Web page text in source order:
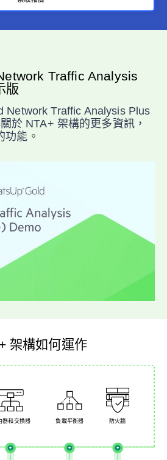
Traffic Analysis
版
Network Traffic Analysis Plus
於 NTA+ 架構的更多資訊，
功能。
架構如何運作
器和交換器 負載平衡器 防火牆